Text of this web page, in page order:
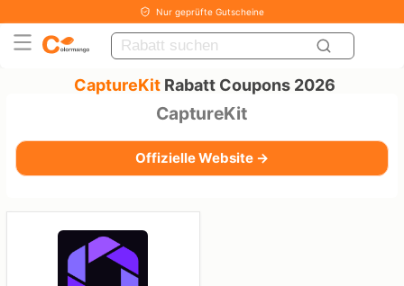
Nur geprüfte Gutscheine
CaptureKit Rabatt Coupons 2026
CaptureKit
Offizielle Website →